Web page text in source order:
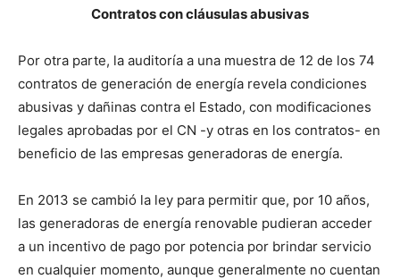
Contratos con cláusulas abusivas
Por otra parte, la auditoría a una muestra de 12 de los 74
contratos de generación de energía revela condiciones
abusivas y dañinas contra el Estado, con modificaciones
legales aprobadas por el CN -y otras en los contratos- en
beneficio de las empresas generadoras de energía.
En 2013 se cambió la ley para permitir que, por 10 años,
las generadoras de energía renovable pudieran acceder
a un incentivo de pago por potencia por brindar servicio
en cualquier momento, aunque generalmente no cuentan